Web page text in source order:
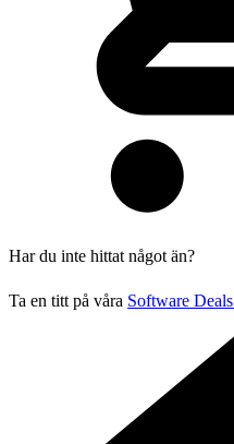
Har du inte hittat något än?
Ta en titt på våra Software Deals